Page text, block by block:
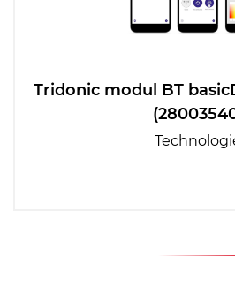
Tridonic modul BT